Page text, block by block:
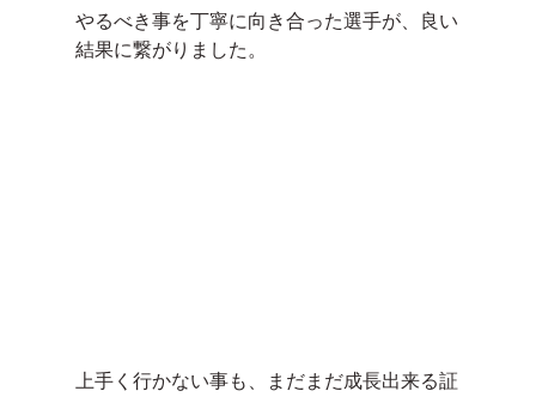
やるべき事を丁寧に向き合った選手が、良い
結果に繋がりました。
上手く行かない事も、まだまだ成長出来る証